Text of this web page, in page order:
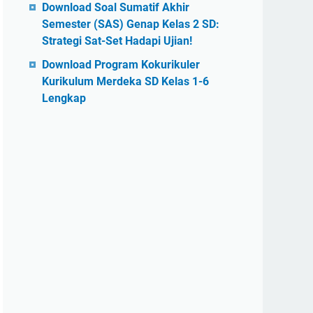
Download Soal Sumatif Akhir
Semester (SAS) Genap Kelas 2 SD:
Strategi Sat-Set Hadapi Ujian!
Download Program Kokurikuler
Kurikulum Merdeka SD Kelas 1-6
Lengkap